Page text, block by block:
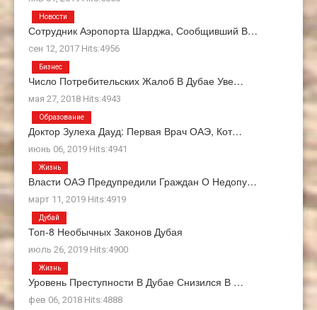
Сотрудник Аэропорта Шарджа, Сообщивший В…
сен 12, 2017 Hits:4956
Новости
Число Потребительских Жалоб В Дубае Уве…
мая 27, 2018 Hits:4943
Бизнес
Доктор Зулеха Дауд: Первая Врач ОАЭ, Кот…
июнь 06, 2019 Hits:4941
Образование
Власти ОАЭ Предупредили Граждан О Недопу…
март 11, 2019 Hits:4919
Жизнь
Топ-8 Необычных Законов Дубая
июль 26, 2019 Hits:4900
Дубай
Уровень Преступности В Дубае Снизился В …
фев 06, 2018 Hits:4888
Жизнь